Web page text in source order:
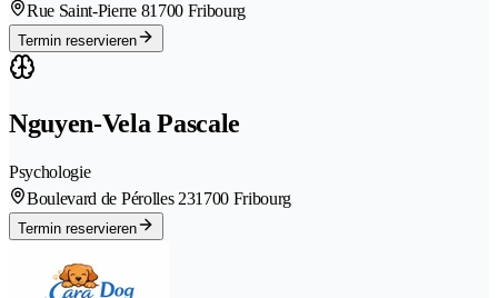
Rue Saint-Pierre 81700 Fribourg
Termin reservieren
Nguyen-Vela Pascale
Psychologie
Boulevard de Pérolles 231700 Fribourg
Termin reservieren